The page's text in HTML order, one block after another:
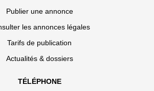
Publier une annonce
les annonces légales
Tarifs de publication
Actualités & dossiers
TÉLÉPHONE